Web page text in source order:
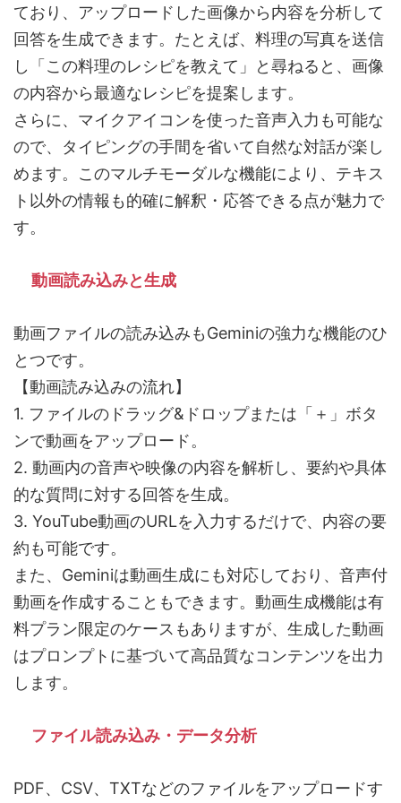
ており、アップロードした画像から内容を分析して
回答を生成できます。たとえば、料理の写真を送信
し「この料理のレシピを教えて」と尋ねると、画像
の内容から最適なレシピを提案します。
さらに、マイクアイコンを使った音声入力も可能な
ので、タイピングの手間を省いて自然な対話が楽し
めます。このマルチモーダルな機能により、テキス
ト以外の情報も的確に解釈・応答できる点が魅力で
す。
動画読み込みと生成
動画ファイルの読み込みもGeminiの強力な機能のひ
とつです。
【動画読み込みの流れ】
1. ファイルのドラッグ&ドロップまたは「＋」ボタ
ンで動画をアップロード。
2. 動画内の音声や映像の内容を解析し、要約や具体
的な質問に対する回答を生成。
3. YouTube動画のURLを入力するだけで、内容の要
約も可能です。
また、Geminiは動画生成にも対応しており、音声付
動画を作成することもできます。動画生成機能は有
料プラン限定のケースもありますが、生成した動画
はプロンプトに基づいて高品質なコンテンツを出力
します。
ファイル読み込み・データ分析
PDF、CSV、TXTなどのファイルをアップロードす